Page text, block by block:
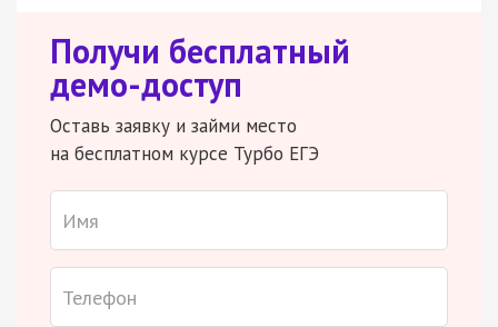
Получи бесплатный
демо-доступ
Оставь заявку и займи место
на бесплатном курсе Турбо ЕГЭ